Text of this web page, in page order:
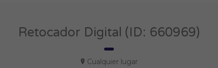
Retocador Digital (ID: 660969)
Cualquier lugar